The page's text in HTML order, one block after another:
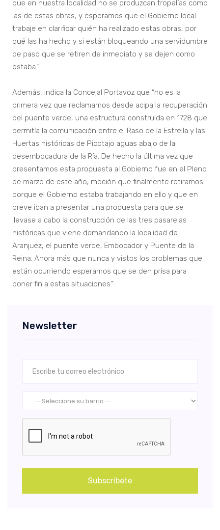
que en nuestra localidad no se produzcan tropelías como
las de estas obras, y esperamos que el Gobierno local
trabaje en clarificar quién ha realizado estas obras, por
qué las ha hecho y si están bloqueando una servidumbre
de paso que se retiren de inmediato y se dejen como
estaba.”
Además, indica la Concejal Portavoz que “no es la
primera vez que reclamamos desde acipa la recuperación
del puente verde, una estructura construida en 1728 que
permitía la comunicación entre el Raso de la Estrella y las
Huertas históricas de Picotajo aguas abajo de la
desembocadura de la Ría. De hecho la última vez que
presentamos esta propuesta al Gobierno fue en el Pleno
de marzo de este año, moción que finalmente retiramos
porque el Gobierno estaba trabajando en ello y que en
breve iban a presentar una propuesta para que se
llevase a cabo la construcción de las tres pasarelas
históricas que viene demandando la localidad de
Aranjuez, el puente verde, Embocador y Puente de la
Reina. Ahora más que nunca y vistos los problemas que
están ocurriendo esperamos que se den prisa para
poner fin a estas situaciones.”
Newsletter
Subscríbete